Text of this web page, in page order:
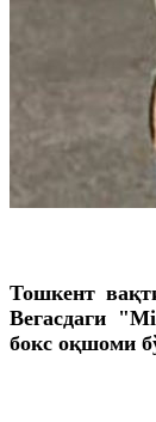
Тошкент
Вегасдаги
бокс оқшоми